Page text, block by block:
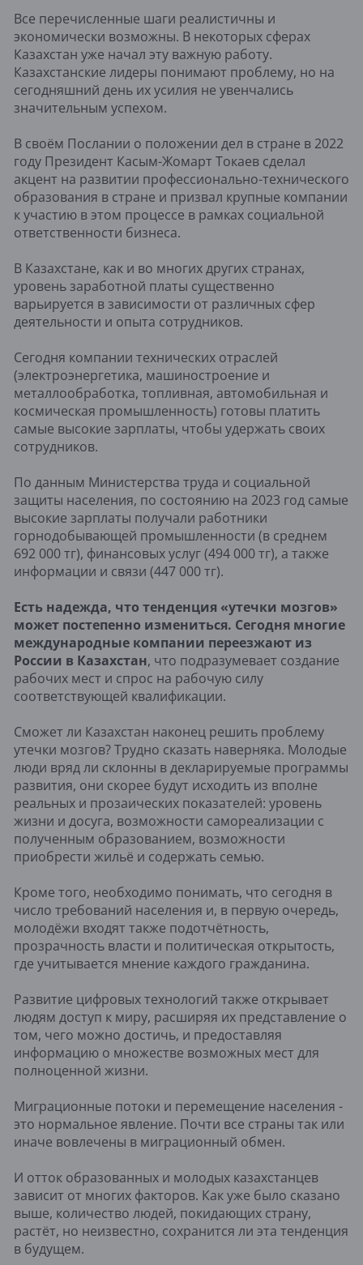
Все перечисленные шаги реалистичны и
экономически возможны. В некоторых сферах
Казахстан уже начал эту важную работу.
Казахстанские лидеры понимают проблему, но на
сегодняшний день их усилия не увенчались
значительным успехом.
В своём Послании о положении дел в стране в 2022
году Президент Касым-Жомарт Токаев сделал
акцент на развитии профессионально-технического
образования в стране и призвал крупные компании
к участию в этом процессе в рамках социальной
ответственности бизнеса.
В Казахстане, как и во многих других странах,
уровень заработной платы существенно
варьируется в зависимости от различных сфер
деятельности и опыта сотрудников.
Сегодня компании технических отраслей
(электроэнергетика, машиностроение и
металлообработка, топливная, автомобильная и
космическая промышленность) готовы платить
самые высокие зарплаты, чтобы удержать своих
сотрудников.
По данным Министерства труда и социальной
защиты населения, по состоянию на 2023 год самые
высокие зарплаты получали работники
горнодобывающей промышленности (в среднем
692 000 тг), финансовых услуг (494 000 тг), а также
информации и связи (447 000 тг).
Есть надежда, что тенденция «утечки мозгов»
может постепенно измениться. Сегодня многие
международные компании переезжают из
России в Казахстан, что подразумевает создание
рабочих мест и спрос на рабочую силу
соответствующей квалификации.
Сможет ли Казахстан наконец решить проблему
утечки мозгов? Трудно сказать наверняка. Молодые
люди вряд ли склонны в декларируемые программы
развития, они скорее будут исходить из вполне
реальных и прозаических показателей: уровень
жизни и досуга, возможности самореализации с
полученным образованием, возможности
приобрести жильё и содержать семью.
Кроме того, необходимо понимать, что сегодня в
число требований населения и, в первую очередь,
молодёжи входят также подотчётность,
прозрачность власти и политическая открытость,
где учитывается мнение каждого гражданина.
Развитие цифровых технологий также открывает
людям доступ к миру, расширяя их представление о
том, чего можно достичь, и предоставляя
информацию о множестве возможных мест для
полноценной жизни.
Миграционные потоки и перемещение населения -
это нормальное явление. Почти все страны так или
иначе вовлечены в миграционный обмен.
И отток образованных и молодых казахстанцев
зависит от многих факторов. Как уже было сказано
выше, количество людей, покидающих страну,
растёт, но неизвестно, сохранится ли эта тенденция
в будущем.